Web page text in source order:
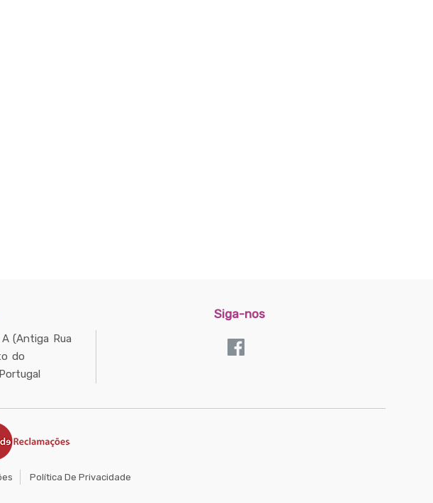
A (Antiga Rua
do
Portugal
Siga-nos
Política De Privacidade